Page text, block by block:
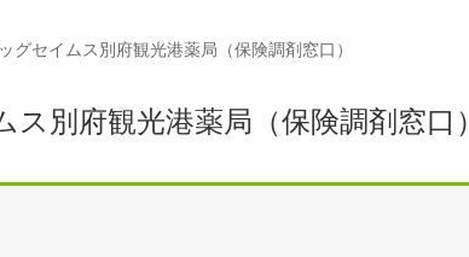
グセイムス別府観光港薬局（保険調剤窓口）
ス別府観光港薬局（保険調剤窓口）